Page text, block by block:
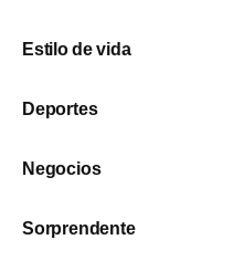
Estilo de vida
Deportes
Negocios
Sorprendente